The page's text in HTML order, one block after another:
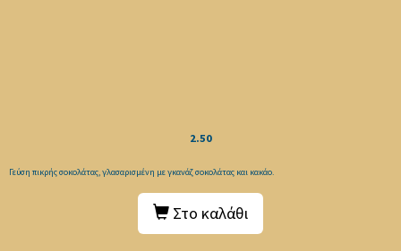
2.50
Γεύση πικρής σοκολάτας, γλασαρισμένη με γκανάζ σοκολάτας και κακάο.
Στο καλάθι